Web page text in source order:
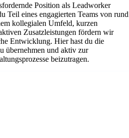
Position als Leadworker
Teil eines engagierten Teams von rund
kollegialen Umfeld, kurzen
Zusatzleistungen fördern wir
Entwicklung. Hier hast du die
übernehmen und aktiv zur
beizutragen.